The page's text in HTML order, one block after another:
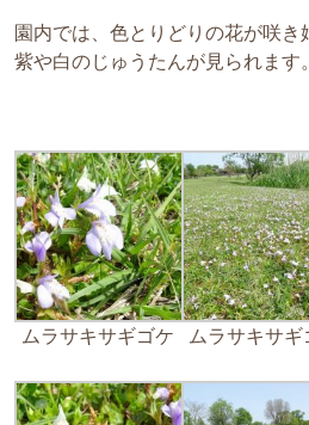
園内では、色とりどりの花が咲
紫や白のじゅうたんが見られます
ムラサキサギゴケ ムラサキサギ